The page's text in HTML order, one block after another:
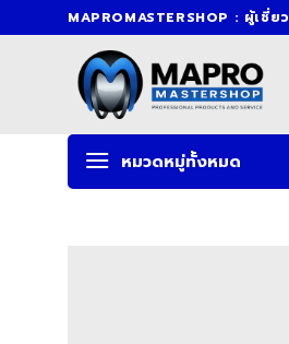
to
MAPROMASTERSHOP : ผู้เชี่
หมวดหมู่ทั้งหมด